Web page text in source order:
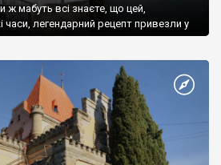
ж мабуть всі знаєте, що цей,
часи, легендарний рецепт привезли у